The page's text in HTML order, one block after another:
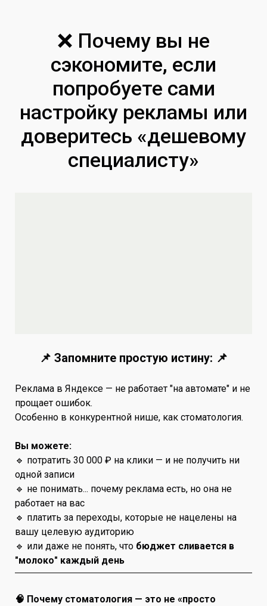
❌ Почему вы не
сэкономите, если
попробуете сами
настройку рекламы или
доверитесь «дешевому
специалисту»
📌 Запомните простую истину: 📌
Реклама в Яндексе — не работает "на автомате" и не
прощает ошибок.
Особенно в конкурентной нише, как стоматология.
Вы можете:
🔹 потратить 30 000 ₽ на клики — и не получить ни
одной записи
🔹 не понимать... почему реклама есть, но она не
работает на вас
🔹 платить за переходы, которые не нацелены на
вашу целевую аудиторию
🔹 или даже не понять, что бюджет сливается в
"молоко" каждый день
🧠 Почему стоматология — это не «просто